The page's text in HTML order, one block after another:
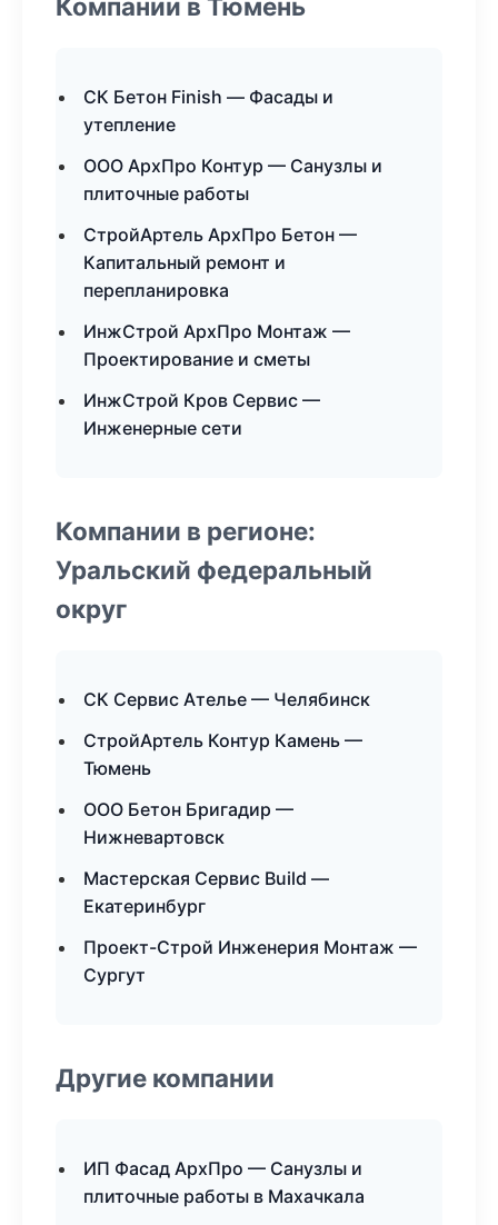
Компании в Тюмень
СК Бетон Finish — Фасады и
утепление
ООО АрхПро Контур — Санузлы и
плиточные работы
СтройАртель АрхПро Бетон —
Капитальный ремонт и
перепланировка
ИнжСтрой АрхПро Монтаж —
Проектирование и сметы
ИнжСтрой Кров Сервис —
Инженерные сети
Компании в регионе:
Уральский федеральный
округ
СК Сервис Ателье — Челябинск
СтройАртель Контур Камень —
Тюмень
ООО Бетон Бригадир —
Нижневартовск
Мастерская Сервис Build —
Екатеринбург
Проект-Строй Инженерия Монтаж —
Сургут
Другие компании
ИП Фасад АрхПро — Санузлы и
плиточные работы в Махачкала